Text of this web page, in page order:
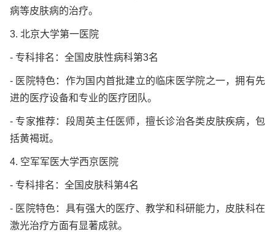
病等皮肤病的治疗。
3. 北京大学第一医院
- 专科排名：全国皮肤性病科第3名
- 医院特色：作为国内首批建立的临床医学院之一，拥有先
进的医疗设备和专业的医疗团队。
- 专家推荐：段周英主任医师，擅长诊治各类皮肤疾病，包
括黄褐斑。
4. 空军军医大学西京医院
- 专科排名：全国皮肤科第4名
- 医院特色：具有强大的医疗、教学和科研能力，皮肤科在
激光治疗方面有显著成就。